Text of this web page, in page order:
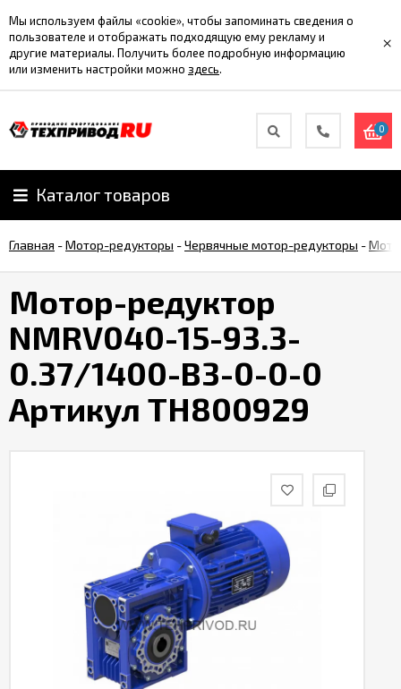
Мы используем файлы «cookie», чтобы запоминать сведения о
пользователе и отображать подходящую ему рекламу и
другие материалы. Получить более подробную информацию
или изменить настройки можно здесь.
×
0
Каталог товаров
Главная -Мотор-редукторы -Червячные мотор-редукторы -
Мотор-редуктор
NMRV040-15-93.3-
0.37/1400-B3-0-0-0
Артикул TH800929